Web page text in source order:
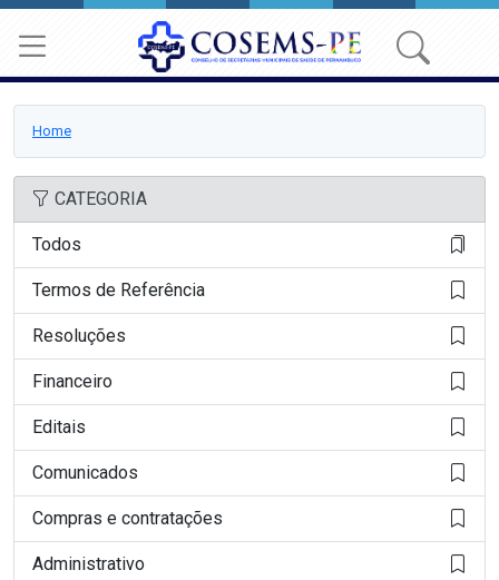
Home
CATEGORIA
Todos
Termos de Referência
Resoluções
Financeiro
Editais
Comunicados
Compras e contratações
Administrativo